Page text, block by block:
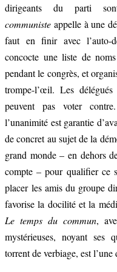
dirigeants du parti
communisteappelle à une
faut en finir avec l’auto-
concocte une liste de
pendant le congrès, et
trompe-l’œil. Les
peuvent pas voter
l’unanimité est garantie
de concret au sujet de la
grand monde – en dehors
compte – pour qualifier ce
placer les amis du groupe
favorise la docilité et la
Le temps du commun,
mystérieuses, noyant ses
torrent de verbiage, est